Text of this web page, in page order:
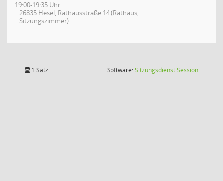
19:00-19:35 Uhr
26835 Hesel, Rathausstraße 14 (Rathaus,
Sitzungszimmer)
1 Satz Software:SitzungsdienstSession(Wird in